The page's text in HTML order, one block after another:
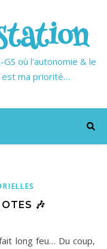
GS où l'autonomie & le
ma priorité…
🎶